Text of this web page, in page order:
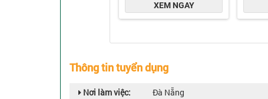
Thông tin tuyển dụng
Nơi làm việc:
Đà Nẵng